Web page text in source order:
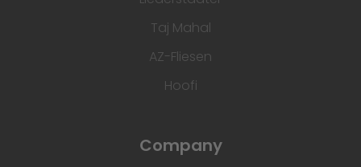
Taj Mahal
AZ-Fliesen
Hoofi
Company